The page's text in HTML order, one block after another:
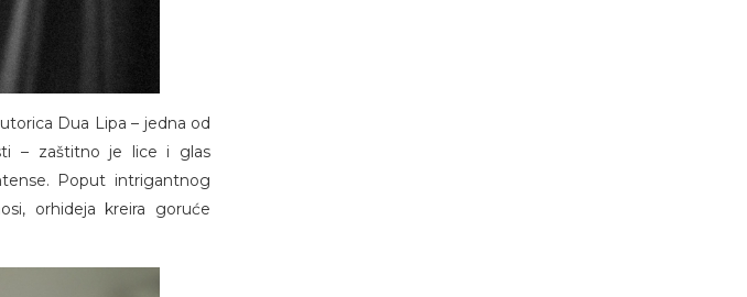
Dua Lipa – jedna od
– zaštitno je lice i glas
Poput intrigantnog
orhideja kreira goruće